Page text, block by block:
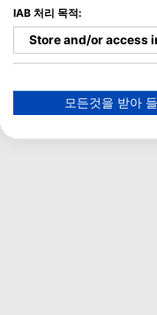
IAB 처리 목적:
Store and/or access
Create profiles for
모든것을 받아